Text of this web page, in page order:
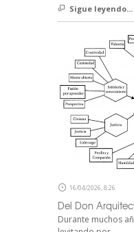
Sigue leyendo...
16/04/2026, 8:26
Del Don
Durante muchos